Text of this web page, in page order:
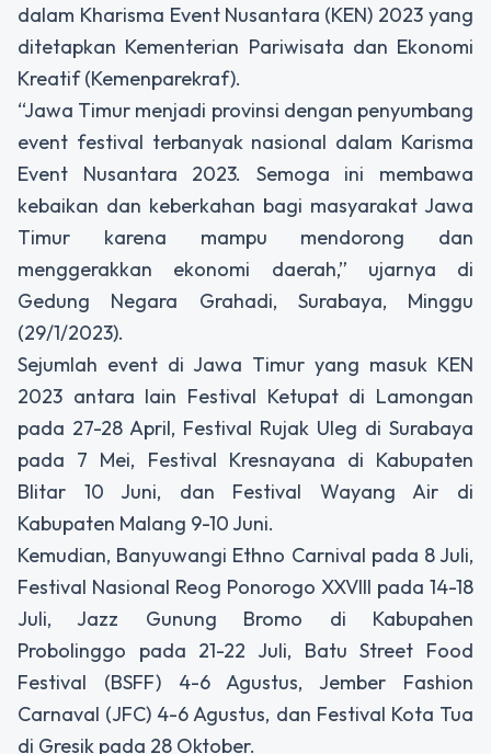
dalam Kharisma Event Nusantara (KEN) 2023 yang
ditetapkan Kementerian Pariwisata dan Ekonomi
Kreatif (Kemenparekraf).
“Jawa Timur menjadi provinsi dengan penyumbang
event festival terbanyak nasional dalam Karisma
Event Nusantara 2023. Semoga ini membawa
kebaikan dan keberkahan bagi masyarakat Jawa
Timur karena mampu mendorong dan
menggerakkan ekonomi daerah,” ujarnya di
Gedung Negara Grahadi, Surabaya, Minggu
(29/1/2023).
Sejumlah event di Jawa Timur yang masuk KEN
2023 antara lain Festival Ketupat di Lamongan
pada 27-28 April, Festival Rujak Uleg di Surabaya
pada 7 Mei, Festival Kresnayana di Kabupaten
Blitar 10 Juni, dan Festival Wayang Air di
Kabupaten Malang 9-10 Juni.
Kemudian, Banyuwangi Ethno Carnival pada 8 Juli,
Festival Nasional Reog Ponorogo XXVIII pada 14-18
Juli, Jazz Gunung Bromo di Kabupahen
Probolinggo pada 21-22 Juli, Batu Street Food
Festival (BSFF) 4-6 Agustus, Jember Fashion
Carnaval (JFC) 4-6 Agustus, dan Festival Kota Tua
di Gresik pada 28 Oktober.